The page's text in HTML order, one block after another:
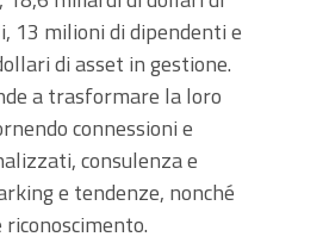
13 milioni di dipendenti e
di asset in gestione.
a trasformare la loro
connessioni e
consulenza e
e tendenze, nonché